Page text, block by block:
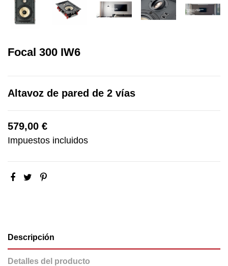
Focal 300 IW6
Altavoz de pared de 2 vías
579,00 €
Impuestos incluidos
Descripción
Detalles del producto